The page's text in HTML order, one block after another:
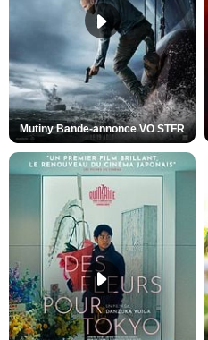
Mutiny Bande-annonce VO STFR